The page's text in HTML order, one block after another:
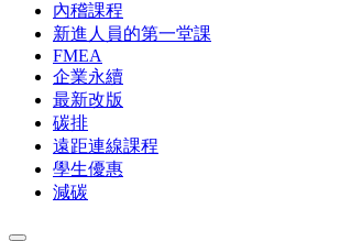
內稽課程
新進人員的第一堂課
FMEA
企業永續
最新改版
碳排
遠距連線課程
學生優惠
減碳